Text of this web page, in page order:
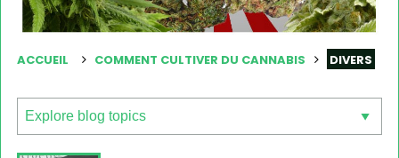
ACCUEIL COMMENT CULTIVER DU CANNABIS DIVERS